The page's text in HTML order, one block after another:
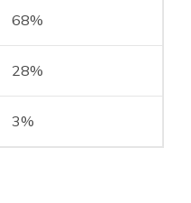
68%
28%
3%